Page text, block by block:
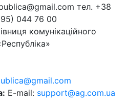
тел. +38
044 76 00
комунікаційного
E-mail: support@ag.com.ua